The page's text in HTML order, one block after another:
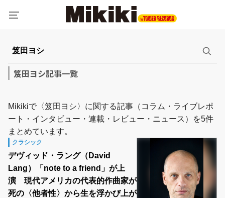
笈田ヨシ記事一覧
Mikikiで〈笈田ヨシ〉に関する記事（コラム・ライブレポ
ート・インタビュー・連載・レビュー・ニュース）を5件
まとめています。
クラシック
デヴィッド・ラング（David
Lang）「note to a friend」が上
演 現代アメリカの代表的作曲家が
死の〈他者性〉から生を浮かび上が